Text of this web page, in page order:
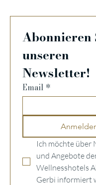
Abonnieren
unseren
Newsletter!
Email *
Ich möchte über
und Angebote
Wellnesshotels
Gerbi informiert